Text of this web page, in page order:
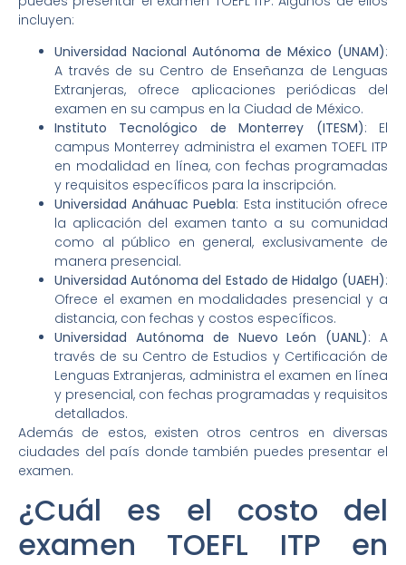
incluyen:
Universidad Nacional Autónoma de México (UNAM):
A través de su Centro de Enseñanza de Lenguas
Extranjeras, ofrece aplicaciones periódicas del
examen en su campus en la Ciudad de México.
Instituto Tecnológico de Monterrey (ITESM): El
campus Monterrey administra el examen TOEFL ITP
en modalidad en línea, con fechas programadas
y requisitos específicos para la inscripción.
Universidad Anáhuac Puebla: Esta institución ofrece
la aplicación del examen tanto a su comunidad
como al público en general, exclusivamente de
manera presencial.
Universidad Autónoma del Estado de Hidalgo (UAEH):
Ofrece el examen en modalidades presencial y a
distancia, con fechas y costos específicos.
Universidad Autónoma de Nuevo León (UANL): A
través de su Centro de Estudios y Certificación de
Lenguas Extranjeras, administra el examen en línea
y presencial, con fechas programadas y requisitos
detallados.
Además de estos, existen otros centros en diversas
ciudades del país donde también puedes presentar el
examen.
¿Cuál es el costo del
examen TOEFL ITP en